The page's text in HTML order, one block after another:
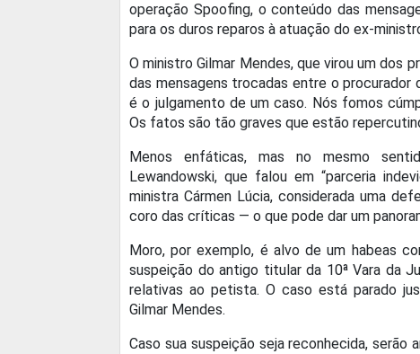
operação Spoofing, o conteúdo das
para os duros reparos à atuação do ex-
O ministro Gilmar Mendes, que virou um dos
das mensagens trocadas entre o procurador
é o julgamento de um caso. Nós fomos
Os fatos são tão graves que estão
Menos enfáticas, mas no mesmo
Lewandowski, que falou em “parceria
ministra Cármen Lúcia, considerada uma
coro das críticas — o que pode dar um
Moro, por exemplo, é alvo de um habeas
suspeição do antigo titular da 10ª Vara da
relativas ao petista. O caso está parado
Gilmar Mendes.
Caso sua suspeição seja reconhecida,